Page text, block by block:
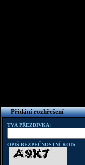
Přidání rozhřešení
TVÁ PŘEZDÍVKA:
OPIŠ BEZPEČNOSTNÍ KOD: